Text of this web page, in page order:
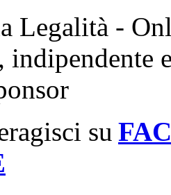
Legalità -
su